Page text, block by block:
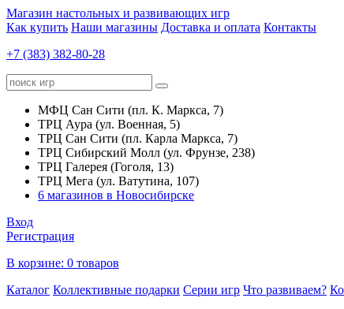
Магазин настольных и развивающих игр
Как купить Наши магазины Доставка и оплата Контакты
+7 (383) 382-80-28
МФЦ Сан Сити (пл. К. Маркса, 7)
ТРЦ Аура (ул. Военная, 5)
ТРЦ Сан Сити (пл. Карла Маркса, 7)
ТРЦ Сибирский Молл (ул. Фрунзе, 238)
ТРЦ Галерея (Гоголя, 13)
ТРЦ Мега (ул. Ватутина, 107)
6 магазинов в Новосибирске
Вход
Регистрация
В корзине: 0 товаров
Каталог Коллективные подарки Серии игр Что развиваем?